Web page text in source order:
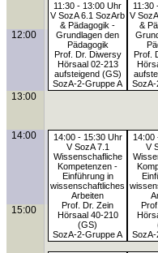
11:30 - 13:00 Uhr
V SozA 6.1 SozArb
& Pädagogik -
Grundlagen den
Pädagogik
Prof. Dr. Diwersy
Hörsaal 02-213
aufsteigend (GS)
SozA-2-Gruppe A
11:30
V
&
Prof.
SozA-
12:00
13:00
14:00
14:00 - 15:30 Uhr
V SozA 7.1
Wissenschafliche
Kompetenzen -
Einführung in
wissenschaftliches
Arbeiten
Prof. Dr. Zein
Hörsaal 40-210
(GS)
SozA-2-Gruppe A
14:00
V
SozA-
15:00